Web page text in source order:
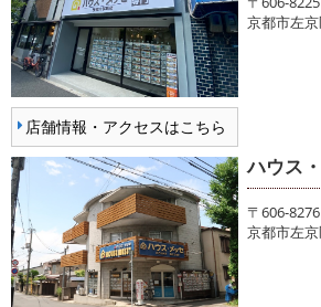
店舗情報・アクセスはこちら
京都市左
ハウス
〒606-8276
京都市左